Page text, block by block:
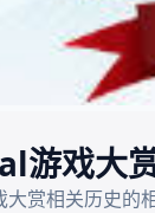
游戏大
赏相关历史的